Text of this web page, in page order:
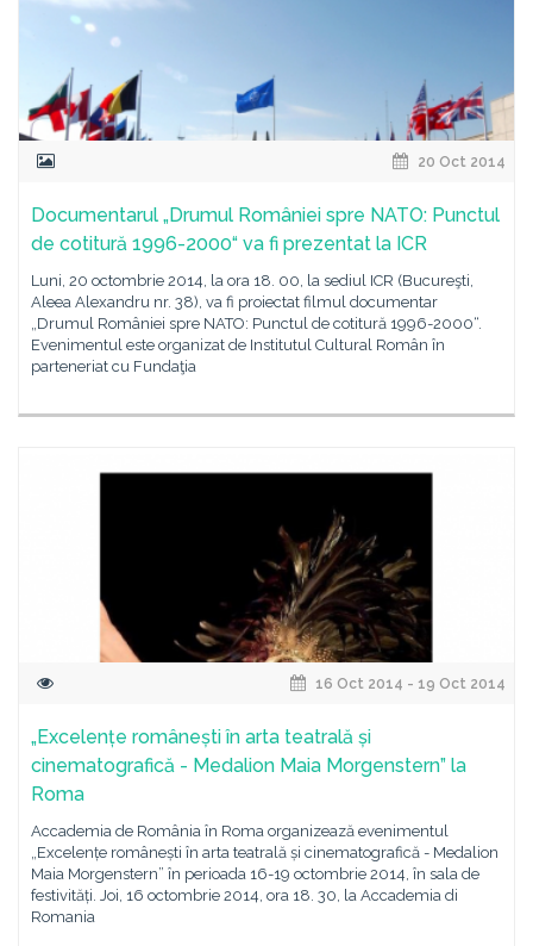
20 Oct 2014
Documentarul „Drumul României spre NATO: Punctul
de cotitură 1996-2000“ va fi prezentat la ICR
Luni, 20 octombrie 2014, la ora 18. 00, la sediul ICR (Bucureşti,
Aleea Alexandru nr. 38), va fi proiectat filmul documentar
„Drumul României spre NATO: Punctul de cotitură 1996-2000“.
Evenimentul este organizat de Institutul Cultural Român în
parteneriat cu Fundaţia
16 Oct 2014 - 19 Oct 2014
„Excelențe românești în arta teatrală și
cinematografică - Medalion Maia Morgenstern” la
Roma
Accademia de România în Roma organizează evenimentul
„Excelențe românești în arta teatrală și cinematografică - Medalion
Maia Morgenstern” în perioada 16-19 octombrie 2014, în sala de
festivități. Joi, 16 octombrie 2014, ora 18. 30, la Accademia di
Romania